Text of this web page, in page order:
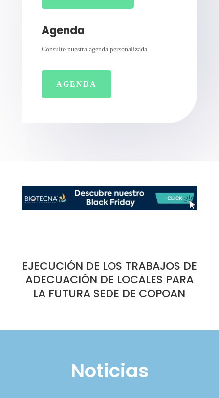
Agenda
Consulte nuestra agenda personalizada
AGENDA
EJECUCIÓN DE LOS TRABAJOS DE
ADECUACIÓN DE LOCALES PARA
LA FUTURA SEDE DE COPOAN
Noticias